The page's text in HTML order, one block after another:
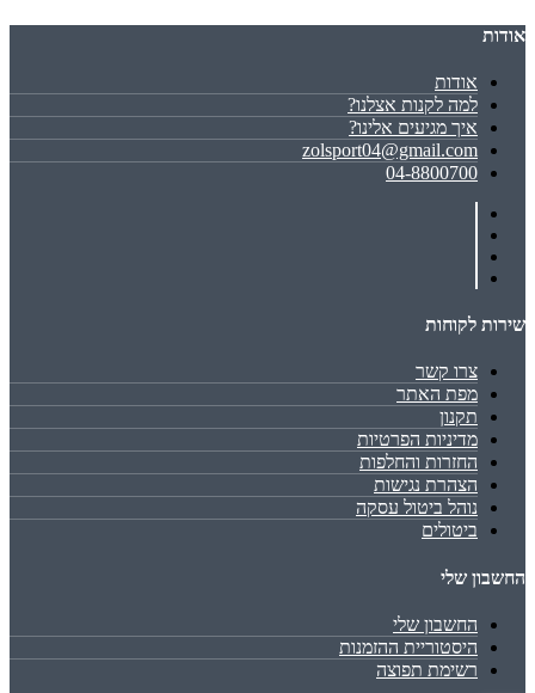
אודות
אודות
למה לקנות אצלנו?
איך מגיעים אלינו?
zolsport04@gmail.com
04-8800700
שירות לקוחות
צרו קשר
מפת האתר
תקנון
מדיניות הפרטיות
החזרות והחלפות
הצהרת נגישות
נוהל ביטול עסקה
ביטולים
החשבון שלי
החשבון שלי
היסטוריית ההזמנות
רשימת תפוצה